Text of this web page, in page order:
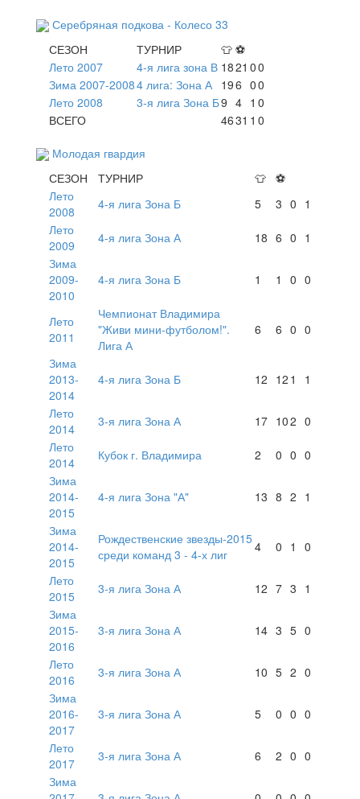
Серебряная подкова - Колесо 33
СЕЗОН
ТУРНИР 👕 ⚽
Лето 2007
4-я лига зона В 1821 00
Зима 2007-20084 лига: Зона А 196 00
Лето 2008
3-я лига Зона Б9 4 1 0
ВСЕГО
4631 1 0
Молодая гвардия
СЕЗОН
ТУРНИР 👕 ⚽
Лето
2008
4-я лига Зона Б 5 3 0 1
Лето
2009
4-я лига Зона А 18 6 0 1
Зима
2009-
2010
4-я лига Зона Б 1 1 0 0
Лето
2011
Чемпионат Владимира
"Живи мини-футболом!".
Лига А
6 6 0 0
Зима
2013-
2014
4-я лига Зона Б 12 12 1 1
Лето
2014
3-я лига Зона А 17 102 0
Лето
2014
Кубок г. Владимира 2 0 0 0
Зима
2014-
2015
4-я лига Зона "А" 13 8 2 1
Зима
2014-
2015
Рождественские звезды-2015
среди команд 3 - 4-х лиг
4 0 1 0
Лето
2015
3-я лига Зона А 12 7 3 1
Зима
2015-
2016
3-я лига Зона А 14 3 5 0
Лето
2016
3-я лига Зона А 10 5 2 0
Зима
2016-
2017
3-я лига Зона А 5 0 0 0
Лето
2017
3-я лига Зона А 6 2 0 0
Зима